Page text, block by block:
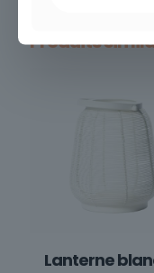
Produits
Lanterne